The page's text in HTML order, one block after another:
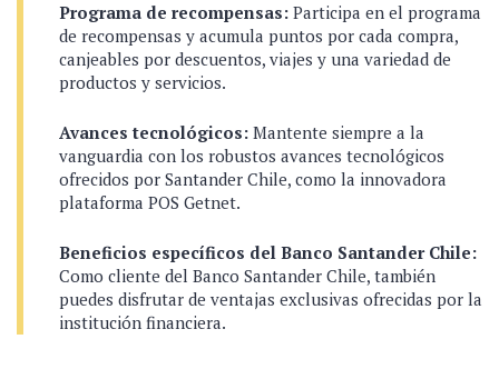
Programa de recompensas: Participa en el programa
de recompensas y acumula puntos por cada compra,
canjeables por descuentos, viajes y una variedad de
productos y servicios.
Avances tecnológicos: Mantente siempre a la
vanguardia con los robustos avances tecnológicos
ofrecidos por Santander Chile, como la innovadora
plataforma POS Getnet.
Beneficios específicos del Banco Santander Chile:
Como cliente del Banco Santander Chile, también
puedes disfrutar de ventajas exclusivas ofrecidas por la
institución financiera.